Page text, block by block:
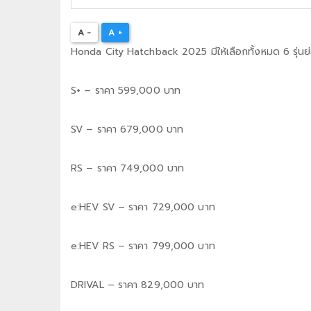
A - A +
Honda City Hatchback 2025 มีให้เลือกทั้งหมด 6 รุ่น
S+ – ราคา 599,000 บาท
SV – ราคา 679,000 บาท
RS – ราคา 749,000 บาท
e:HEV SV – ราคา 729,000 บาท
e:HEV RS – ราคา 799,000 บาท
DRIVAL – ราคา 829,000 บาท